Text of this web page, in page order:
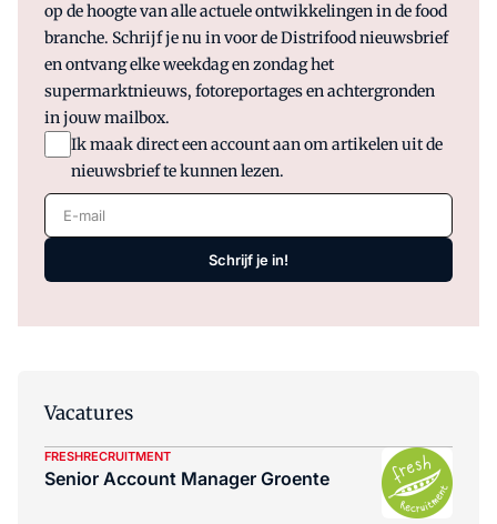
op de hoogte van alle actuele ontwikkelingen in de food
branche. Schrijf je nu in voor de Distrifood nieuwsbrief
en ontvang elke weekdag en zondag het
supermarktnieuws, fotoreportages en achtergronden
in jouw mailbox.
Ik maak direct een account aan om artikelen uit de
nieuwsbrief te kunnen lezen.
E-mail
Schrijf je in!
Vacatures
FRESHRECRUITMENT
Senior Account Manager Groente